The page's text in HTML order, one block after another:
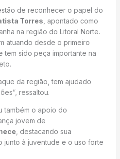
de reconhecer o papel do
Torres , apontado como
na região do Litoral Norte.
atuando desde o primeiro
tem sido peça importante na
da região, tem ajudado
ressaltou.
também o apoio do
jovem de
, destacando sua
junto à juventude e o uso forte